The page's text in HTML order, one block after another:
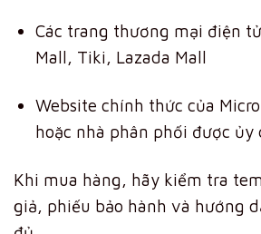
Các trang thương mại điện
Mall, Tiki, Lazada Mall
Website chính thức của
hoặc nhà phân phối được ủy
Khi mua hàng, hãy kiểm tra
giả, phiếu bảo hành và hướng